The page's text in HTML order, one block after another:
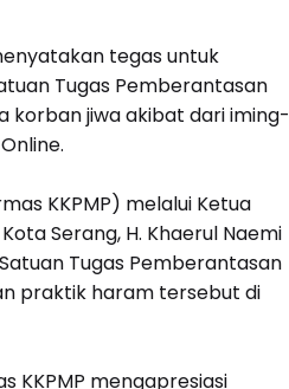
tegas untuk
Tugas Pemberantasan
korban jiwa akibat dari iming-
KKPMP) melalui Ketua
Serang, H. Khaerul Naemi
Tugas Pemberantasan
praktik haram tersebut di
KKPMP mengapresiasi